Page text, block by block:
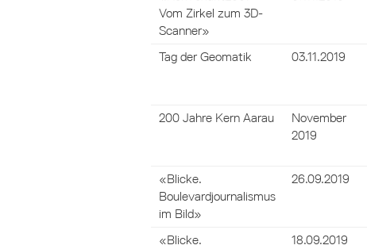
Vom Zirkel zum 3D-
Scanner»
Tag der Geomatik
03.11.2019
200 Jahre Kern Aarau
November
2019
«Blicke.
Boulevardjournalismus
im Bild»
26.09.2019
«Blicke.
18.09.2019